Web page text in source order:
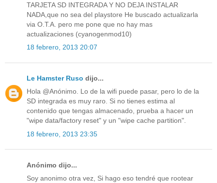
TARJETA SD INTEGRADA Y NO DEJA INSTALAR
NADA,que no sea del playstore He buscado actualizarla
via O.T.A. pero me pone que no hay mas
actualizaciones (cyanogenmod10)
18 febrero, 2013 20:07
Le Hamster Ruso dijo...
Hola @Anónimo. Lo de la wifi puede pasar, pero lo de la
SD integrada es muy raro. Si no tienes estima al
contenido que tengas almacenado, prueba a hacer un
"wipe data/factory reset" y un "wipe cache partition".
18 febrero, 2013 23:35
Anónimo dijo...
Soy anonimo otra vez, Si hago eso tendré que rootear